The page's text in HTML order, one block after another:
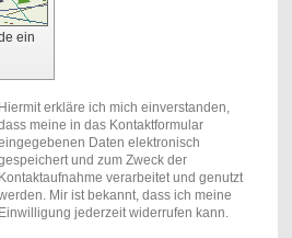
ein
Hiermit erkläre ich mich einverstanden,
meine in das Kontaktformular
Daten elektronisch
und zum Zweck der
Kontaktaufnahme verarbeitet und genutzt
Mir ist bekannt, dass ich meine
Einwilligung jederzeit widerrufen kann.